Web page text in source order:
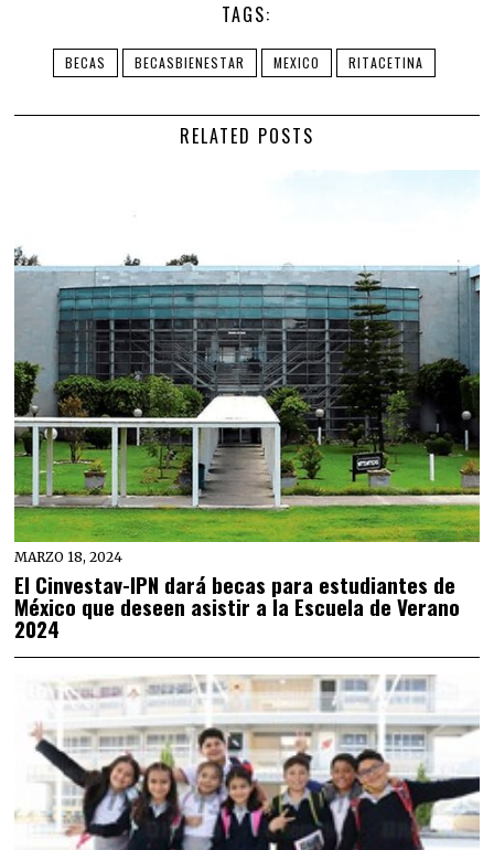
TAGS:
BECAS BECASBIENESTAR MEXICO RITACETINA
RELATED POSTS
MARZO 18, 2024
El Cinvestav-IPN dará becas para estudiantes de
México que deseen asistir a la Escuela de Verano
2024